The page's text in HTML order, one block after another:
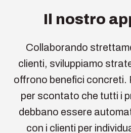
Il nostro
Collaborando
clienti, sviluppiamo
offrono benefici concreti.
per scontato che tutti i
debbano essere
con i clienti per